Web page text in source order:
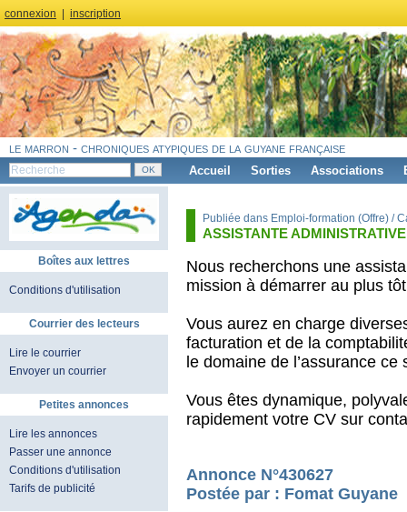
connexion inscription
le marron - chroniques atypiques de la guyane française
Accueil Sorties Associations
Boîtes aux lettres
Conditions d'utilisation
Courrier des lecteurs
Lire le courrier
Envoyer un courrier
Petites annonces
Lire les annonces
Passer une annonce
Conditions d'utilisation
Tarifs de publicité
Publiée dans Emploi-formation (Offre) /
ASSISTANTE ADMINISTRATIVE
Nous recherchons une
mission à démarrer au plus
Vous aurez en charge
facturation et de la
le domaine de l’assurance ce
Vous êtes dynamique,
rapidement votre CV sur
Annonce N°430627
Postée par : Fomat Guyane